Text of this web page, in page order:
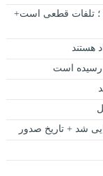
؛ تلفات قطعی است+
هستند
رسیده است
شد + تاریخ صدور